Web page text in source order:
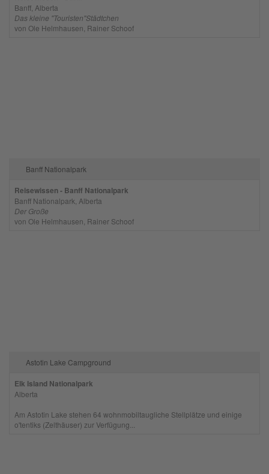
Banff, Alberta
Das kleine "Touristen"Städtchen
von Ole Helmhausen, Rainer Schoof
Banff Nationalpark
Reisewissen - Banff Nationalpark
Banff Nationalpark, Alberta
Der Große
von Ole Helmhausen, Rainer Schoof
Astotin Lake Campground
Elk Island Nationalpark
Alberta
Am Astotin Lake stehen 64 wohnmobiltaugliche Stellplätze und einige
o'tentiks (Zelthäuser) zur Verfügung...